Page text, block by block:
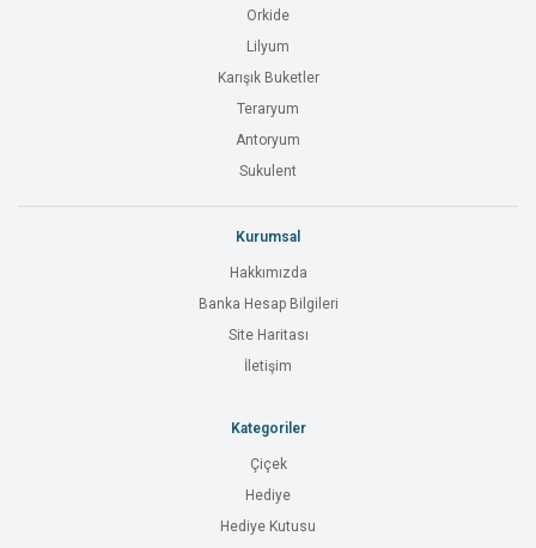
Orkide
Lilyum
Karışık Buketler
Teraryum
Antoryum
Sukulent
Kurumsal
Hakkımızda
Banka Hesap Bilgileri
Site Haritası
İletişim
Kategoriler
Çiçek
Hediye
Hediye Kutusu